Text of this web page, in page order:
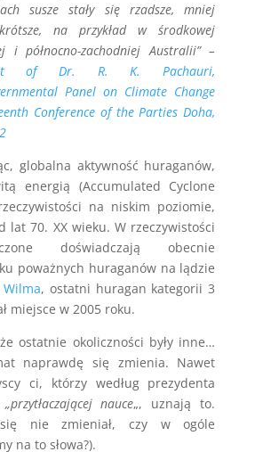
susze stały się rzadsze, mniej
na przykład w środkowej
i północno-zachodniej Australii” –
of Dr. R. K. Pachauri,
Panel on Climate Change
Conference of the Parties Doha,
globalna aktywność huraganów,
energią (Accumulated Cyclone
na niskim poziomie,
lat 70. XX wieku. W rzeczywistości
doświadczają obecnie
poważnych huraganów na lądzie
Wilma, ostatni huragan kategorii 3
miejsce w 2005 roku.
ostatnie okoliczności były inne…
naprawdę się zmienia. Nawet
ci, którzy według prezydenta
„przytłaczającej nauce„, uznają to.
nie zmieniał, czy w ogóle
na to słowa?).